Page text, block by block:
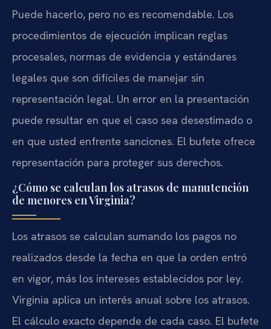
Puede hacerlo, pero no es recomendable. Los
procedimientos de ejecución implican reglas
procesales, normas de evidencia y estándares
legales que son difíciles de manejar sin
representación legal. Un error en la presentación
puede resultar en que el caso sea desestimado o
en que usted enfrente sanciones. El bufete ofrece
representación para proteger sus derechos.
¿Cómo se calculan los atrasos de manutención
de menores en Virginia?
Los atrasos se calculan sumando los pagos no
realizados desde la fecha en que la orden entró
en vigor, más los intereses establecidos por ley.
Virginia aplica un interés anual sobre los atrasos.
El cálculo exacto depende de cada caso. El bufete